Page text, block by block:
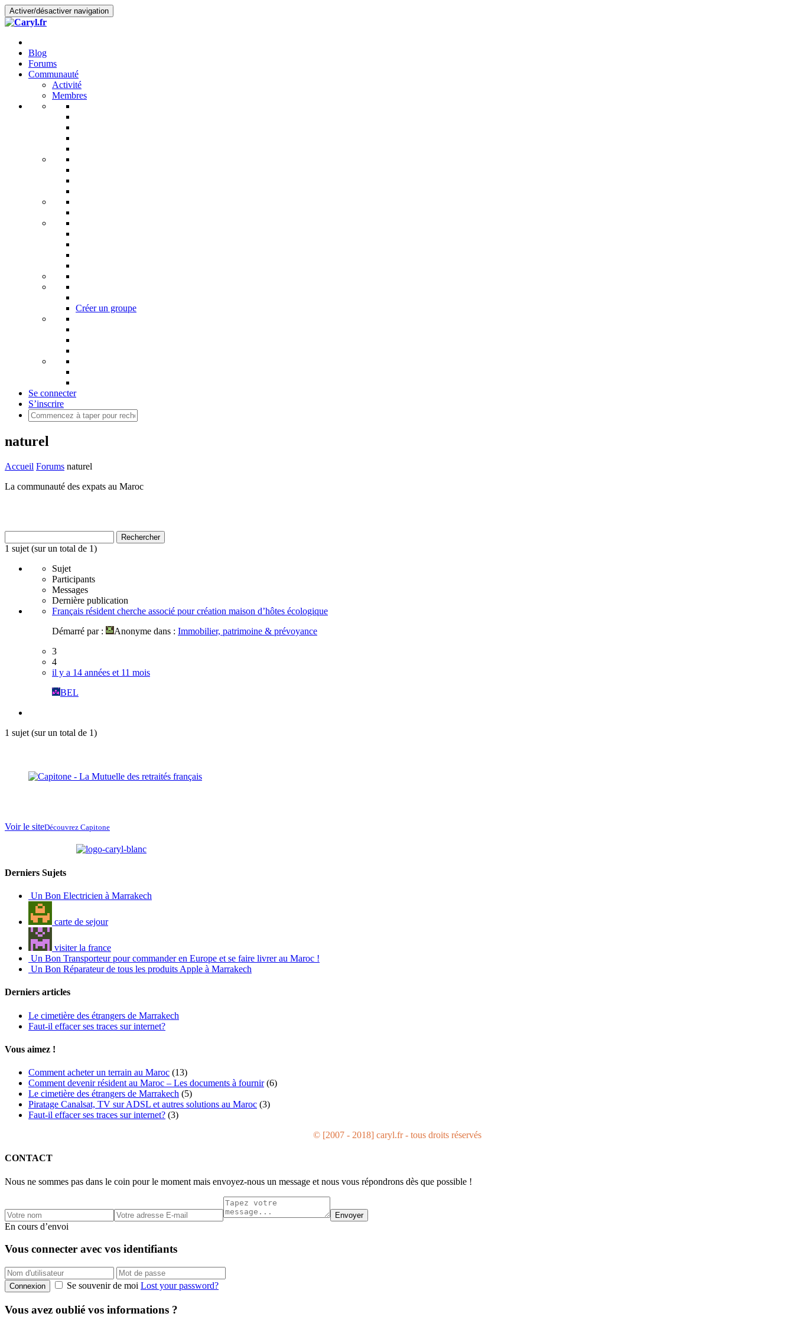
Activer/désactiver navigation
Blog
Forums
Communauté
Activité
Membres
Créer un groupe
Se connecter
S’inscrire
naturel
Accueil Forums naturel
La communauté des expats au Maroc
1 sujet (sur un total de 1)
Sujet
Participants
Messages
Dernière publication
Français résident cherche associé pour création maison d’hôtes écologique
Démarré par :
Anonyme dans : Immobilier, patrimoine & prévoyance
3
4
il y a 14 années et 11 mois
BEL
1 sujet (sur un total de 1)
Voir le siteDécouvrez Capitone
Derniers Sujets
Un Bon Electricien à Marrakech
carte de sejour
visiter la france
Un Bon Transporteur pour commander en Europe et se faire livrer au Maroc !
Un Bon Réparateur de tous les produits Apple à Marrakech
Derniers articles
Le cimetière des étrangers de Marrakech
Faut-il effacer ses traces sur internet?
Vous aimez !
Comment acheter un terrain au Maroc (13)
Comment devenir résident au Maroc – Les documents à fournir (6)
Le cimetière des étrangers de Marrakech (5)
Piratage Canalsat, TV sur ADSL et autres solutions au Maroc (3)
Faut-il effacer ses traces sur internet? (3)
© [2007 - 2018] caryl.fr - tous droits réservés
CONTACT
Nous ne sommes pas dans le coin pour le moment mais envoyez-nous un message et nous vous répondrons dès que possible !
Envoyer
En cours d’envoi
Vous connecter avec vos identifiants
Connexion Se souvenir de moi Lost your password?
Vous avez oublié vos informations ?